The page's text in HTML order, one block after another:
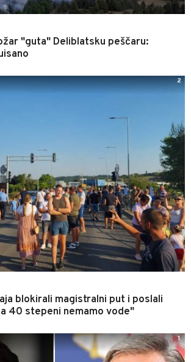
"guta" Deliblatsku peščaru:
blokirali magistralni put i poslali
40 stepeni nemamo vode"
2
1